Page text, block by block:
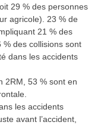
29 % des personnes
agricole). 23 % de
21 % des
des collisions sont
dans les accidents
2RM, 53 % sont en
les accidents
avant l’accident,